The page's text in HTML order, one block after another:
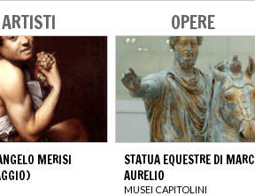
ARTISTI
MERISI
OPERE
STATUA EQUESTRE DI
AURELIO
MUSEI CAPITOLINI